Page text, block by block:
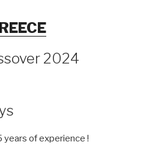
2024
years of experience !